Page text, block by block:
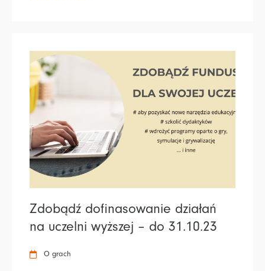
Zdobądź dofinasowanie działań
na uczelni wyższej – do 31.10.23
O grach